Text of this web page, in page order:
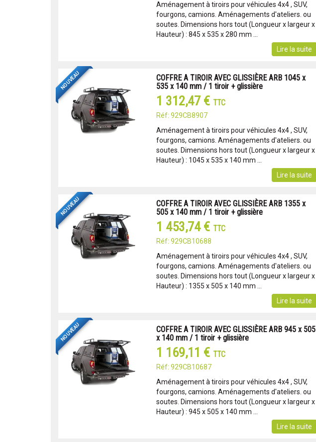
Aménagement à tiroirs pour véhicules 4x4 , SUV,
fourgons, camions. Aménagements d'ateliers. ou
soutes. Dimensions hors tout (Longueur x largeur x
Hauteur) : 845 x 535 x 280 mm ...
Lire la suite
NOUVEAU
COFFRE A TIROIR AVEC GLISSIÈRE ARB 1045 x
535 x 140 mm / 1 tiroir + glissière
1 312,47 € TTC
Réf: 929CB8907
Aménagement à tiroirs pour véhicules 4x4 , SUV,
fourgons, camions. Aménagements d'ateliers. ou
soutes. Dimensions hors tout (Longueur x largeur x
Hauteur) : 1045 x 535 x 140 mm ...
Lire la suite
NOUVEAU
COFFRE A TIROIR AVEC GLISSIÈRE ARB 1355 x
505 x 140 mm / 1 tiroir + glissière
1 453,74 € TTC
Réf: 929CB10688
Aménagement à tiroirs pour véhicules 4x4 , SUV,
fourgons, camions. Aménagements d'ateliers. ou
soutes. Dimensions hors tout (Longueur x largeur x
Hauteur) : 1355 x 505 x 140 mm ...
Lire la suite
NOUVEAU
COFFRE A TIROIR AVEC GLISSIÈRE ARB 945 x 505
x 140 mm / 1 tiroir + glissière
1 169,11 € TTC
Réf: 929CB10687
Aménagement à tiroirs pour véhicules 4x4 , SUV,
fourgons, camions. Aménagements d'ateliers. ou
soutes. Dimensions hors tout (Longueur x largeur x
Hauteur) : 945 x 505 x 140 mm ...
Lire la suite